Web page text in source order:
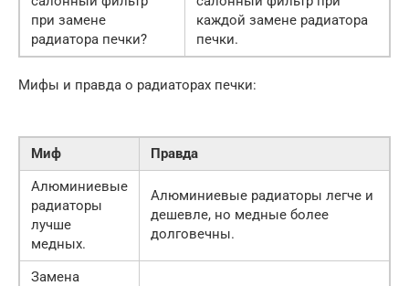
при замене
радиатора печки?
каждой замене радиатора
печки.
Мифы и правда о радиаторах печки:
Миф
Правда
Алюминиевые
радиаторы
лучше
медных.
Алюминиевые радиаторы легче и
дешевле, но медные более
долговечны.
Замена